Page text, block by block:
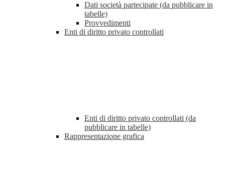
Dati società partecipate (da pubblicare in
tabelle)
Provvedimenti
Enti di diritto privato controllati
Enti di diritto privato controllati (da
pubblicare in tabelle)
Rappresentazione grafica